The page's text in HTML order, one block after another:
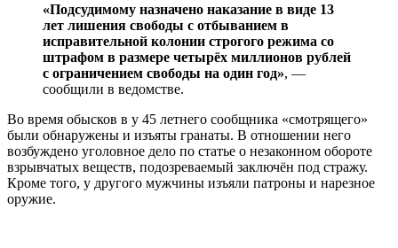
«Подсудимому назначено наказание в виде 13
лет лишения свободы с отбыванием в
исправительной колонии строгого режима со
штрафом в размере четырёх миллионов рублей
с ограничением свободы на один год», —
сообщили в ведомстве.
Во время обысков в у 45 летнего сообщника «смотрящего»
были обнаружены и изъяты гранаты. В отношении него
возбуждено уголовное дело по статье о незаконном обороте
взрывчатых веществ, подозреваемый заключён под стражу.
Кроме того, у другого мужчины изъяли патроны и нарезное
оружие.